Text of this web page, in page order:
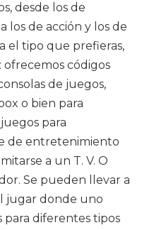
desde los de
los de acción y los de
el tipo que prefieras,
códigos
de juegos,
o bien para
para
de entretenimiento
a un T. V. O
Se pueden llevar a
jugar donde uno
para diferentes tipos